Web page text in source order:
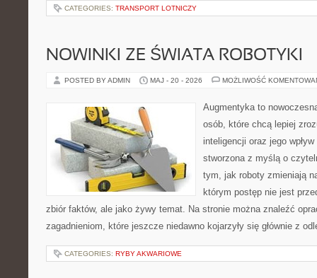
CATEGORIES: TRANSPORT LOTNICZY
NOWINKI ZE ŚWIATA ROBOTYKI
POSTED BY ADMIN MAJ - 20 - 2026 MOŻLIWOŚĆ
Augmentyka to
osób, które chcą lepiej
inteligencji oraz jego
stworzona z myślą o
tym, jak roboty zmieniają
którym postęp nie jest
zbiór faktów, ale jako żywy temat. Na stronie można znaleźć
zagadnieniom, które jeszcze niedawno kojarzyły się głównie z
CATEGORIES: RYBY AKWARIOWE